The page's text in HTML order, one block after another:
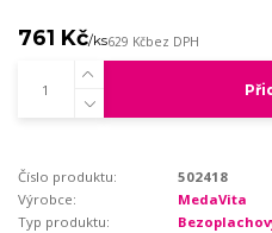
761 Kč/ks629 Kčbez DPH
Číslo produktu:
502418
Výrobce:
MedaVita
Typ produktu: